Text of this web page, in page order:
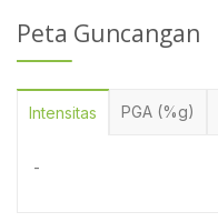
Peta Guncangan
Intensitas PGA (%g)
-